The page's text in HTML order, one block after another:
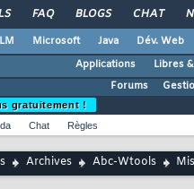
FAQ BLOGS CHAT
Microsoft Java Dév. Web
Applications
Libres
Forums
gratuitement !
Chat Règles
Archives Abc-Wtools